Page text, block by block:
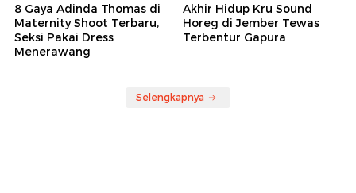
8 Gaya Adinda Thomas di
Maternity Shoot Terbaru,
Seksi Pakai Dress
Menerawang
Akhir Hidup Kru Sound
Horeg di Jember Tewas
Terbentur Gapura
Selengkapnya